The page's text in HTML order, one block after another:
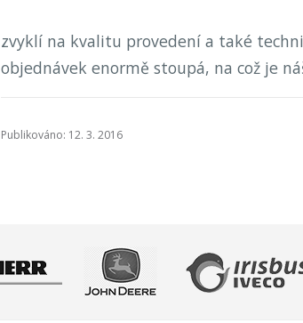
zvyklí na kvalitu provedení a také
objednávek enormě stoupá, na což je
Publikováno: 12. 3. 2016